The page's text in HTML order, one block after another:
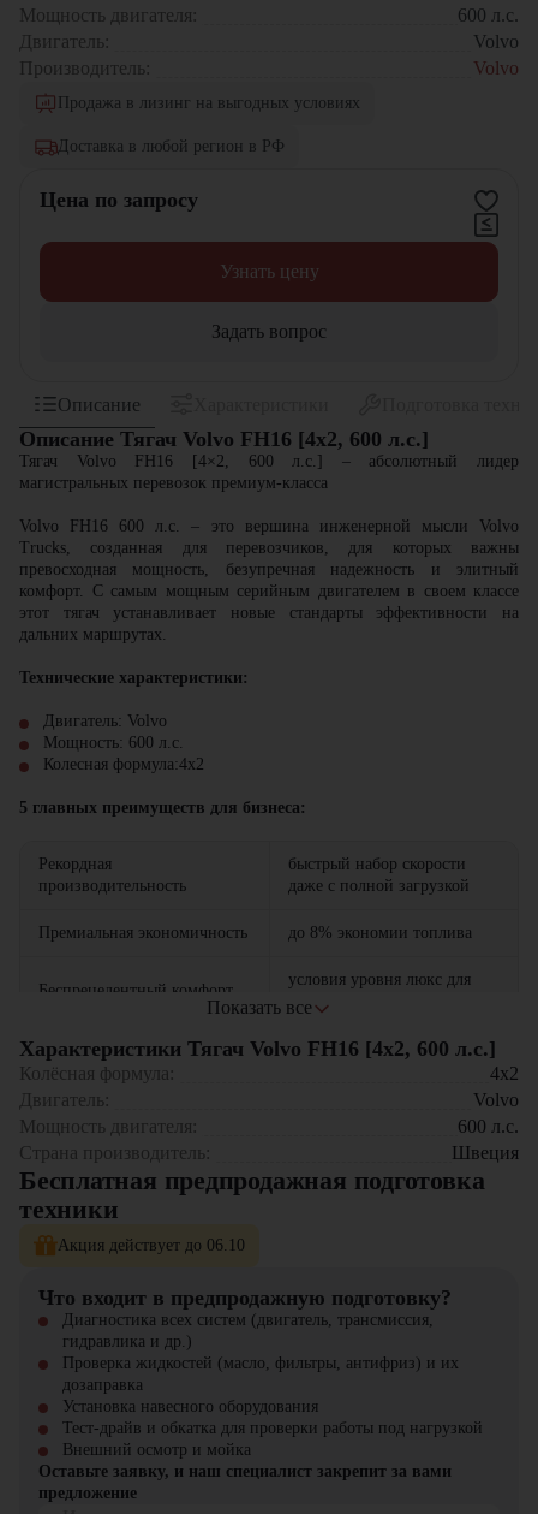
Мощность двигателя:
600 л.с.
Двигатель:
Volvo
Производитель:
Volvo
Продажа в лизинг на выгодных условиях
Доставка в любой регион в РФ
Цена по запросу
Узнать цену
Задать вопрос
Описание
Описание Тягач Volvo FH16 [4x2, 600 л.с.]
Тягач Volvo FH16 [4×2, 600 л.с.] – абсолютный лидер
магистральных перевозок премиум-класса
Volvo FH16 600 л.с. – это вершина инженерной мысли Volvo
Trucks, созданная для перевозчиков, для которых важны
превосходная мощность, безупречная надежность и элитный
комфорт. С самым мощным серийным двигателем в своем классе
этот тягач устанавливает новые стандарты эффективности на
дальних маршрутах.
Технические характеристики:
Двигатель: Volvo
Мощность: 600 л.с.
Колесная формула:4х2
5 главных преимуществ для бизнеса:
Рекордная
производительность
быстрый набор скорости
даже с полной загрузкой
Премиальная экономичность до 8% экономии топлива
Беспрецедентный комфорт
условия уровня люкс для
водителей
Максимальная надежность ресурс двигателя 1.8 млн км
Элитный имидж
премиальных перевозок
Сферы применения:
Международные перевозки (Европа, Россия, СНГ)
Рефрижераторные перевозки премиум-класса
Тяжелые и негабаритные грузы
Работа в экстремальных условиях (север, горные трассы)
Специальное предложение от официального дилера:
Эксклюзивная персональная консультация
Лизинг с отсрочкой первого платежа
1 год гарантии без ограничения пробега
Volvo FH16 – когда важны не просто перевозки, а безупречное
превосходство!
Показать все
Характеристики Тягач Volvo FH16 [4x2, 600 л.с.]
Колёсная формула:
4x2
Двигатель:
Volvo
Мощность двигателя:
600 л.с.
Страна производитель:
Швеция
Бесплатная предпродажная подготовка
техники
Акция действует до 06.10
Что входит в предпродажную подготовку?
Диагностика всех систем (двигатель, трансмиссия,
гидравлика и др.)
Проверка жидкостей (масло, фильтры, антифриз) и их
дозаправка
Установка навесного оборудования
Тест-драйв и обкатка для проверки работы под нагрузкой
Внешний осмотр и мойка
Оставьте заявку, и наш специалист закрепит за вами
предложение